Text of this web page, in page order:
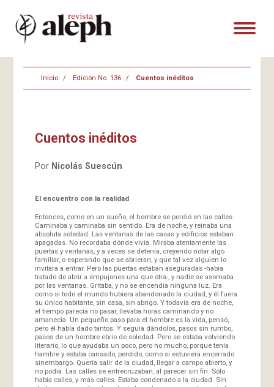
Inicio Edición No. 136 Cuentos inéditos
Cuentos inéditos
Por Nicolás Suescún
El encuentro con la realidad
Entonces, como en un sueño, el hombre se perdió en las calles.
Caminaba y caminaba sin sentido. Era de noche, y reinaba una
absoluta soledad. Las ventanas de las casas y edificios estaban
apagadas. No recordaba dónde vivía. Miraba atentamente las
puertas y ventanas, y a veces se detenía, creyendo notar algo
familiar, o esperando que se abrieran, y que tal vez alguien lo
invitara a entrar. Pero las puertas estaban aseguradas -había
tratado de abrir a empujones una que otra-, y nadie se asomaba
por las ventanas. Gritaba, y no se encendía ninguna luz. Era
como si todo el mundo hubiera abandonado la ciudad, y él fuera
su único habitante, sin casa, sin abrigo. Y todavía era de noche,
el tiempo parecía no pasar, llevaba horas caminando y no
amanecía. Un pequeño paso para el hombre es la vida, pensó,
pero él había dado tantos. Y seguía dándolos, pasos sin rumbo,
pasos de un hombre ebrio de soledad. Pero se estaba volviendo
literario, lo que ayudaba un poco, pero no mucho, porque tenía
hambre y estaba cansado, perdido, como si estuviera encerrado
sinembargo. Quería salir de la ciudad, llegar a campo abierto, y
no podía. Las calles se entrecruzaban, al parecer sin fin. Sólo
había calles, y más calles. Estaba condenado a la ciudad. Sin